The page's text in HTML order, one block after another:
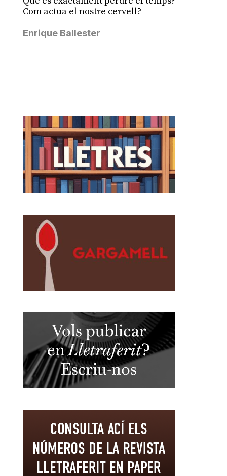
Com actua el nostre cervell?
Enrique Ballester